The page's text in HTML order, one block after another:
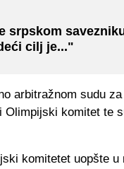
srpskom
cilj je..."
arbitražnom sudu
Olimpijski komitet te
komitetet uopšte u